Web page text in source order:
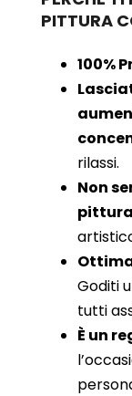
PITTURA
100%
rilassi.
Non
pittura
Goditi
tutti
È un